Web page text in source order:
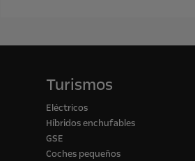
Turismos
Eléctricos
Híbridos enchufables
GSE
Coches pequeños